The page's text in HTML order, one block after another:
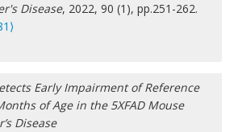
Disease, 2022, 90 (1), pp.251-262.
Early Impairment of Reference
of Age in the 5XFAD Mouse
Disease